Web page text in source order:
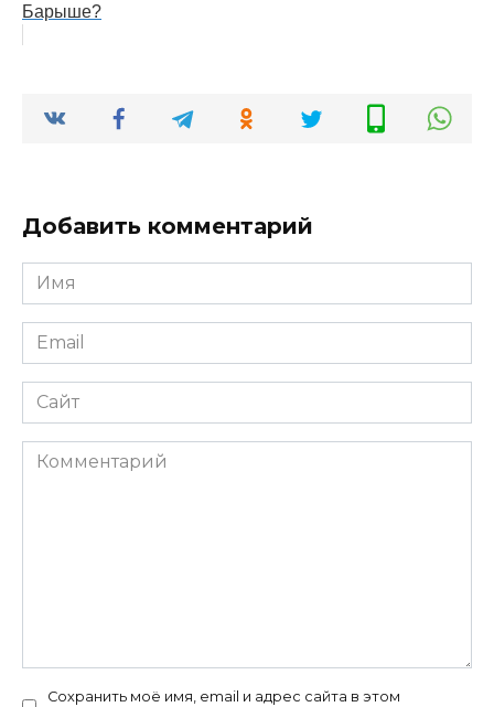
Барыше?
Добавить комментарий
Имя
*
Email
*
Сайт
Комментарий
Сохранить моё имя, email и адрес сайта в этом